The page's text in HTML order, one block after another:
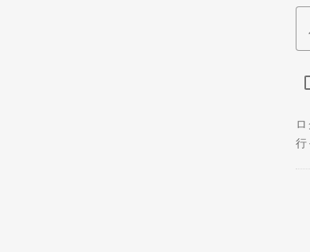
行